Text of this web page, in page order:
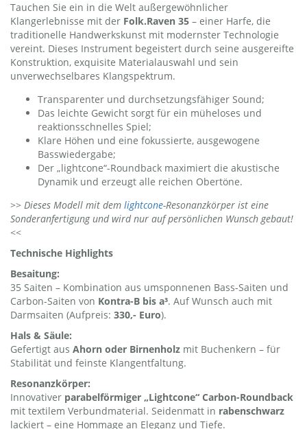
Tauchen Sie ein in die Welt außergewöhnlicher
Klangerlebnisse mit der Folk.Raven 35 – einer Harfe, die
traditionelle Handwerkskunst mit modernster Technologie
vereint. Dieses Instrument begeistert durch seine ausgereifte
Konstruktion, exquisite Materialauswahl und sein
unverwechselbares Klangspektrum.
Transparenter und durchsetzungsfähiger Sound;
Das leichte Gewicht sorgt für ein müheloses und
reaktionsschnelles Spiel;
Klare Höhen und eine fokussierte, ausgewogene
Basswiedergabe;
Der „lightcone“-Roundback maximiert die akustische
Dynamik und erzeugt alle reichen Obertöne.
>> Dieses Modell mit dem lightcone-Resonanzkörper ist eine
Sonderanfertigung und wird nur auf persönlichen Wunsch gebaut!
<<
Technische Highlights
Besaitung:
35 Saiten – Kombination aus umsponnenen Bass-Saiten und
Carbon-Saiten von Kontra-B bis a³. Auf Wunsch auch mit
Darmsaiten (Aufpreis: 330,- Euro).
Hals & Säule:
Gefertigt aus Ahorn oder Birnenholz mit Buchenkern – für
Stabilität und feinste Klangentfaltung.
Resonanzkörper:
Innovativer parabelförmiger „Lightcone“ Carbon-Roundback
mit textilem Verbundmaterial. Seidenmatt in rabenschwarz
lackiert – eine Hommage an Eleganz und Tiefe.